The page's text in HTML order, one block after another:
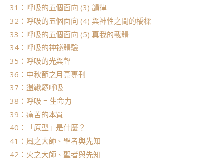
31：呼吸的五個面向 (3) 韻律
32：呼吸的五個面向 (4) 與神性之間的橋樑
33：呼吸的五個面向 (5) 真我的載體
34：呼吸的神祕體驗
35：呼吸的光與聲
36：中秋節之月亮專刊
37：盪鞦韆呼吸
38：呼吸 = 生命力
39：痛苦的本質
40：「原型」是什麼？
41：風之大師、聖者與先知
42：火之大師、聖者與先知